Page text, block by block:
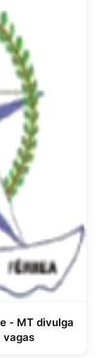
- MT divulga
vagas